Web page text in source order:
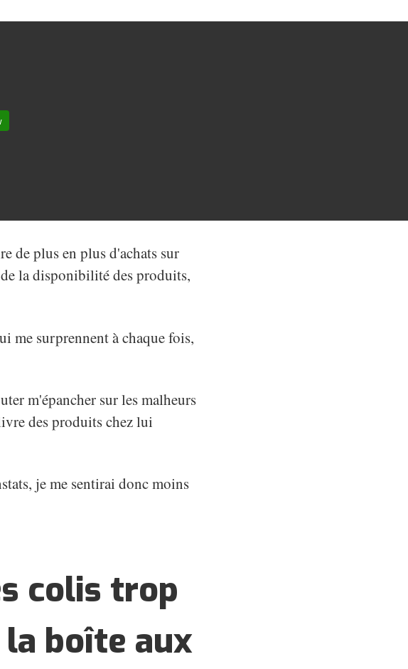
de plus en plus d'achats sur
la disponibilité des produits,
me surprennent à chaque fois,
m'épancher sur les malheurs
des produits chez lui
je me sentirai donc moins
colis trop
boîte aux